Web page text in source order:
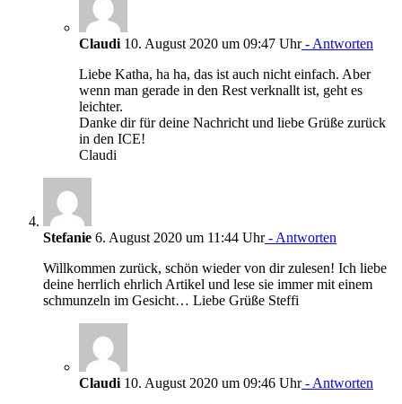
Claudi 10. August 2020 um 09:47 Uhr- Antworten
Liebe Katha, ha ha, das ist auch nicht einfach. Aber
wenn man gerade in den Rest verknallt ist, geht es
leichter.
Danke dir für deine Nachricht und liebe Grüße zurück
in den ICE!
Claudi
Stefanie 6. August 2020 um 11:44 Uhr- Antworten
Willkommen zurück, schön wieder von dir zulesen! Ich liebe
deine herrlich ehrlich Artikel und lese sie immer mit einem
schmunzeln im Gesicht… Liebe Grüße Steffi
Claudi 10. August 2020 um 09:46 Uhr- Antworten